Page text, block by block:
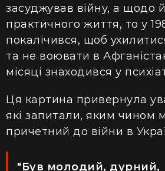
засуджував війну, а щодо
практичного життя, то у
покалічився, щоб
та не воювати в
місяці знаходився у
Ця картина привернула
які запитали, яким чином
причетний до війни в
"Був молодий, дурний,